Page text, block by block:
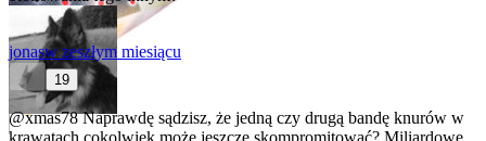
jonasw zeszłym miesiącu
19
@xmas78Naprawdę sądzisz, że jedną czy drugą bandę knurów w